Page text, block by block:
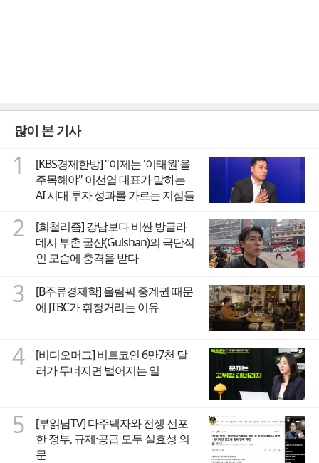
많이 본 기사
1
[KBS경제한방] "이제는 '이태원'을
주목해야" 이선엽 대표가 말하는
AI 시대 투자 성과를 가르는 지점들
2
[희철리즘] 강남보다 비싼 방글라
데시 부촌 굴샨(Gulshan)의 극단적
인 모습에 충격을 받다
3
[B주류경제학] 올림픽 중계권 때문
에 JTBC가 휘청거리는 이유
4
[비디오머그] 비트코인 6만7천 달
러가 무너지면 벌어지는 일
5
[부읽남TV] 다주택자와 전쟁 선포
한 정부, 규제·공급 모두 실효성 의
문